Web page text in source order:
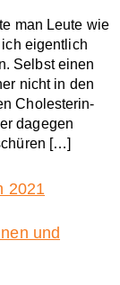
man Leute wie
eigentlich
Selbst einen
nicht in den
Cholesterin-
dagegen
[…]
2021